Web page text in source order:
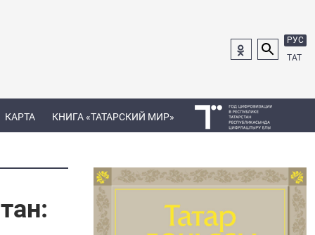
РУС
ТАТ
КАРТА КНИГА «ТАТАРСКИЙ МИР»